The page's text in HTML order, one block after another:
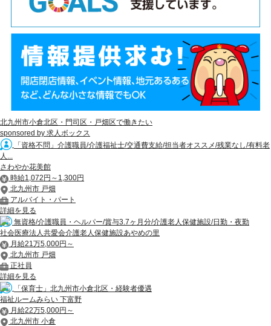
北九州市小倉北区・門司区・戸畑区で働きたい
sponsored by 求人ボックス
「資格不問」介護職員/介護福祉士/交通費支給/担当者オススメ/残業なし/有料老
人...
さわやか花美館
時給1,072円～1,300円
北九州市 戸畑
アルバイト・パート
詳細を見る
無資格/介護職員・ヘルパー/賞与3.7ヶ月分/介護老人保健施設/日勤・夜勤
社会医療法人共愛会介護老人保健施設あやめの里
月給21万5,000円～
北九州市 戸畑
正社員
詳細を見る
「保育士」北九州市小倉北区・経験者優遇
福祉ルームみらい 下富野
月給22万5,000円～
北九州市 小倉